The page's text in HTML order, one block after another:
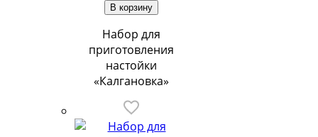
Набор для
приготовления
настойки
«Калгановка»